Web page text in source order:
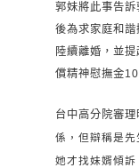
郭妹將此事告
後為求家庭和諧
陸續離婚，並
償精神慰撫金
台中高分院審
係，但辯稱是先
她才找妹婿傾